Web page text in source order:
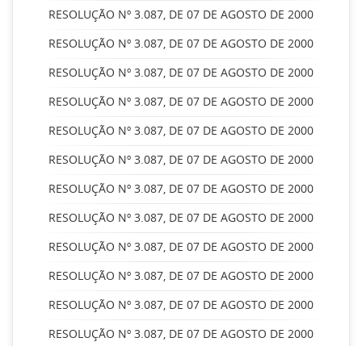
RESOLUÇÃO Nº 3.087, DE 07 DE AGOSTO DE 2000
RESOLUÇÃO Nº 3.087, DE 07 DE AGOSTO DE 2000
RESOLUÇÃO Nº 3.087, DE 07 DE AGOSTO DE 2000
RESOLUÇÃO Nº 3.087, DE 07 DE AGOSTO DE 2000
RESOLUÇÃO Nº 3.087, DE 07 DE AGOSTO DE 2000
RESOLUÇÃO Nº 3.087, DE 07 DE AGOSTO DE 2000
RESOLUÇÃO Nº 3.087, DE 07 DE AGOSTO DE 2000
RESOLUÇÃO Nº 3.087, DE 07 DE AGOSTO DE 2000
RESOLUÇÃO Nº 3.087, DE 07 DE AGOSTO DE 2000
RESOLUÇÃO Nº 3.087, DE 07 DE AGOSTO DE 2000
RESOLUÇÃO Nº 3.087, DE 07 DE AGOSTO DE 2000
RESOLUÇÃO Nº 3.087, DE 07 DE AGOSTO DE 2000